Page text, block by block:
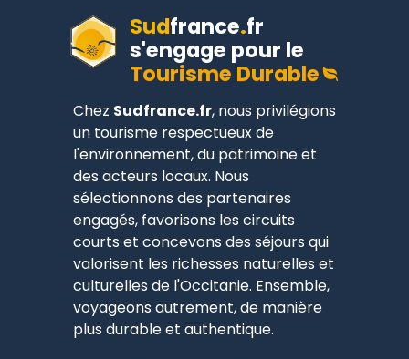
Sudfrance.fr
s'engage pour le
Tourisme Durable
Chez Sudfrance.fr, nous privilégions
un tourisme respectueux de
l'environnement, du patrimoine et
des acteurs locaux. Nous
sélectionnons des partenaires
engagés, favorisons les circuits
courts et concevons des séjours qui
valorisent les richesses naturelles et
culturelles de l'Occitanie. Ensemble,
voyageons autrement, de manière
plus durable et authentique.